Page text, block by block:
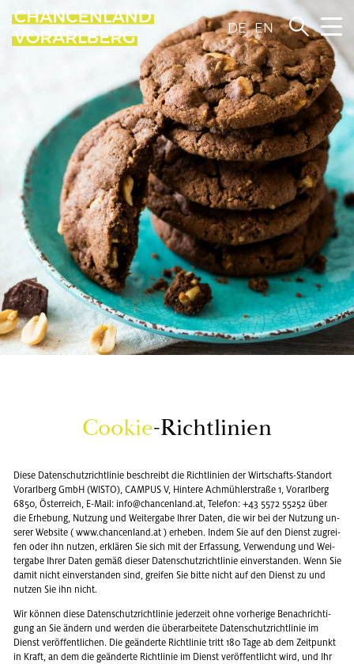
DE EN
Coo­kie-Richt­li­ni­en
Diese Da­ten­schutz­richt­li­nie be­schreibt die Richt­li­ni­en der Wirt­schafts-Stand­ort
Vor­arl­berg GmbH (WISTO), CAM­PUS V, Hin­te­re Ach­müh­ler­stra­ße 1, Vor­arl­berg
6850, Ös­ter­reich, E-Mail: info@​chancenland.​at, Te­le­fon: +43 5572 55252 über
die Er­he­bung, Nut­zung und Wei­ter­ga­be Ihrer Daten, die wir bei der Nut­zung un­
se­rer Web­site ( www.​chancenland.​at ) er­he­ben. Indem Sie auf den Dienst zu­grei­
fen oder ihn nut­zen, er­klä­ren Sie sich mit der Er­fas­sung, Ver­wen­dung und Wei­
ter­ga­be Ihrer Daten gemäß die­ser Da­ten­schutz­richt­li­nie ein­ver­stan­den. Wenn Sie
damit nicht ein­ver­stan­den sind, grei­fen Sie bitte nicht auf den Dienst zu und
nut­zen Sie ihn nicht.
Wir kön­nen diese Da­ten­schutz­richt­li­nie je­der­zeit ohne vor­he­ri­ge Be­nach­rich­ti­
gung an Sie än­dern und wer­den die über­ar­bei­te­te Da­ten­schutz­richt­li­nie im
Dienst ver­öf­fent­li­chen. Die ge­än­der­te Richt­li­nie tritt 180 Tage ab dem Zeit­punkt
in Kraft, an dem die ge­än­der­te Richt­li­nie im Dienst ver­öf­fent­licht wird, und Ihr